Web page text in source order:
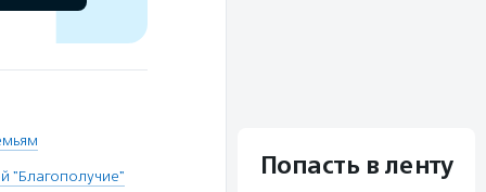
"Благополучие"
Попасть в ленту